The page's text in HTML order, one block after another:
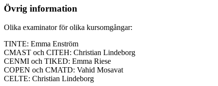
Övrig information
Olika examinator för olika kursomgångar:
TINTE: Emma Enström
CMAST och CITEH: Christian Lindeborg
CENMI och TIKED: Emma Riese
COPEN och CMATD: Vahid Mosavat
CELTE: Christian Lindeborg